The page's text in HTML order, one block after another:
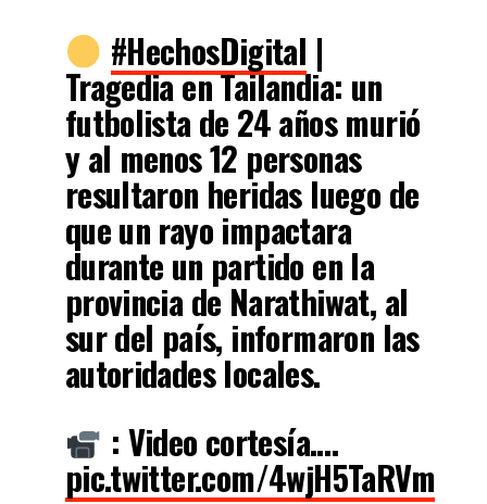
#HechosDigital |
Tragedia en Tailandia: un
futbolista de 24 años murió
y al menos 12 personas
resultaron heridas luego de
que un rayo impactara
durante un partido en la
provincia de Narathiwat, al
sur del país, informaron las
autoridades locales.
: Video cortesía.…
pic.twitter.com/4wjH5TaRVm